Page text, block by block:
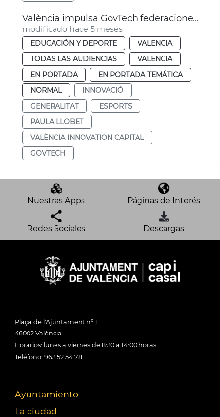
València impulsa GovTech federaciones deportivas
modificado hace 5 meses
EDUCACIÓN Y DEPORTE
VALENCIA
TODAS LAS AUDIENCIAS
VALENCIA
EN PORTADA
EN PORTADA TEMÁTICA
NORMAL
INNOVACIÓ
GENERALITAT
ESPORTS
PAULA LLOBET
VALÈNCIA INNOVATION CAPITAL
GOVTECH
Nuestras Apps Páginas de Interés
Redes Sociales Descargas
Plaça de l'Ajuntament nº 1
46002 València
Horarios: lunes a viernes de 8:30 a 14:00 horas
Teléfono: 963 52 54 78
Ayuntamiento
La ciudad